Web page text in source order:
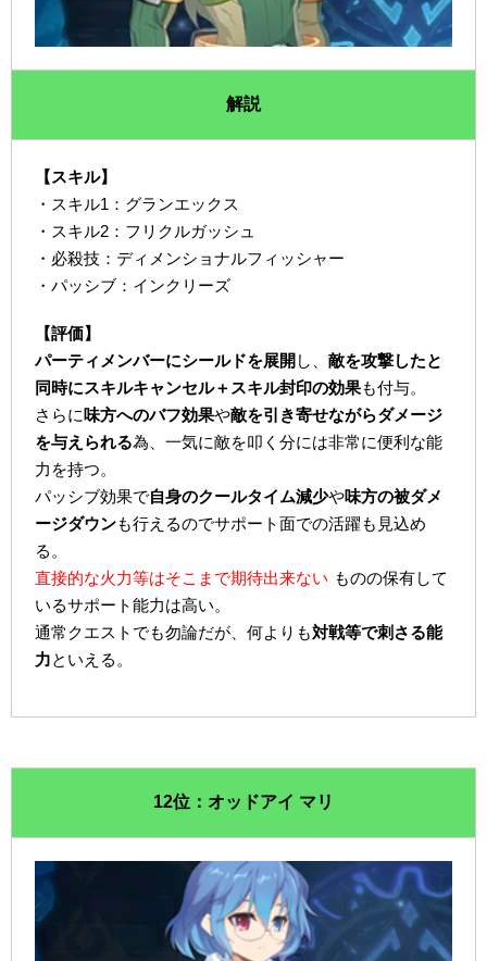
解説
【スキル】
・スキル1：グランエックス
・スキル2：フリクルガッシュ
・必殺技：ディメンショナルフィッシャー
・パッシブ：インクリーズ
【評価】
パーティメンバーにシールドを展開 し、敵を攻撃したと
同時にスキルキャンセル＋スキル封印の効果も付与。
さらに味方へのバフ効果や敵を引き寄せながらダメージ
を与えられる為、一気に敵を叩く分には非常に便利な能
力を持つ。
パッシブ効果で自身のクールタイム減少や味方の被ダメ
ージダウンも行えるのでサポート面での活躍も見込め
る。
直接的な火力等はそこまで期待出来ない ものの保有して
いるサポート能力は高い。
通常クエストでも勿論だが、何よりも対戦等で刺さる能
力といえる。
12位：オッドアイ マリ